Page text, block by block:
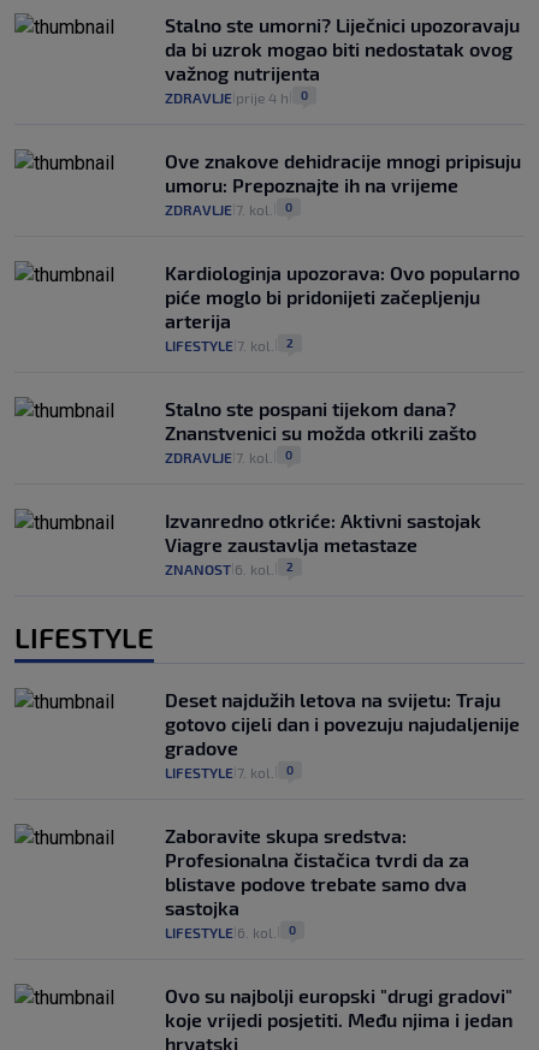
Stalno ste umorni? Liječnici upozoravaju
da bi uzrok mogao biti nedostatak ovog
važnog nutrijenta
ZDRAVLJE prije 4 h 0
Ove znakove dehidracije mnogi pripisuju
umoru: Prepoznajte ih na vrijeme
ZDRAVLJE 7. kol. 0
Kardiologinja upozorava: Ovo popularno
piće moglo bi pridonijeti začepljenju
arterija
LIFESTYLE 7. kol. 2
Stalno ste pospani tijekom dana?
Znanstvenici su možda otkrili zašto
ZDRAVLJE 7. kol. 0
Izvanredno otkriće: Aktivni sastojak
Viagre zaustavlja metastaze
ZNANOST 6. kol. 2
LIFESTYLE
Deset najdužih letova na svijetu: Traju
gotovo cijeli dan i povezuju najudaljenije
gradove
LIFESTYLE 7. kol. 0
Zaboravite skupa sredstva:
Profesionalna čistačica tvrdi da za
blistave podove trebate samo dva
sastojka
LIFESTYLE 6. kol. 0
Ovo su najbolji europski "drugi gradovi"
koje vrijedi posjetiti. Među njima i jedan
hrvatski